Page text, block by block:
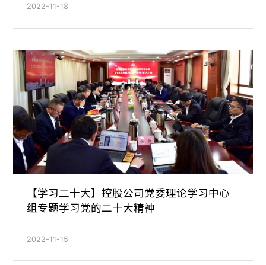
2022-11-18
【学习二十大】控股公司党委理论学习中心
组专题学习党的二十大精神
2022-11-15